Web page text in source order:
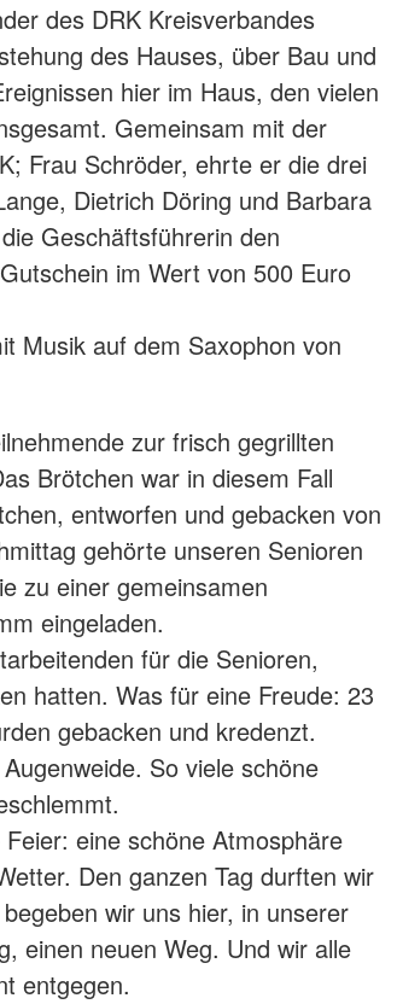
des DRK Kreisverbandes
des Hauses, über Bau und
hier im Haus, den vielen
Gemeinsam mit der
Frau Schröder, ehrte er die drei
Dietrich Döring und Barbara
Geschäftsführerin den
im Wert von 500 Euro
Musik auf dem Saxophon von
zur frisch gegrillten
Brötchen war in diesem Fall
entworfen und gebacken von
gehörte unseren Senioren
zu einer gemeinsamen
eingeladen.
für die Senioren,
hatten. Was für eine Freude: 23
gebacken und kredenzt.
So viele schöne
eine schöne Atmosphäre
Den ganzen Tag durften wir
wir uns hier, in unserer
einen neuen Weg. Und wir alle
entgegen.